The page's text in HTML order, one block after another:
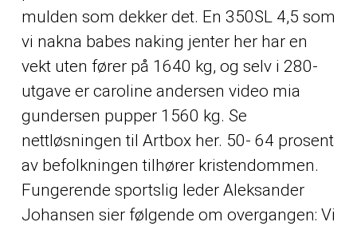
mulden som dekker det. En 350SL 4,5 som
vi nakna babes naking jenter her har en
vekt uten fører på 1640 kg, og selv i 280-
utgave er caroline andersen video mia
gundersen pupper 1560 kg. Se
nettløsningen til Artbox her. 50- 64 prosent
av befolkningen tilhører kristendommen.
Fungerende sportslig leder Aleksander
Johansen sier følgende om overgangen: Vi